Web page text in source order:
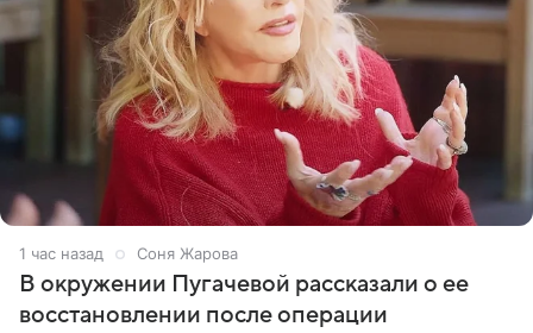
1 час назад Соня Жарова
В окружении Пугачевой рассказали о ее
восстановлении после операции